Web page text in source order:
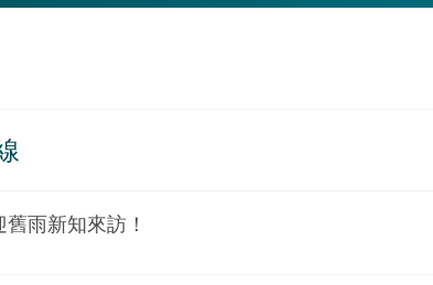
雨新知來訪！